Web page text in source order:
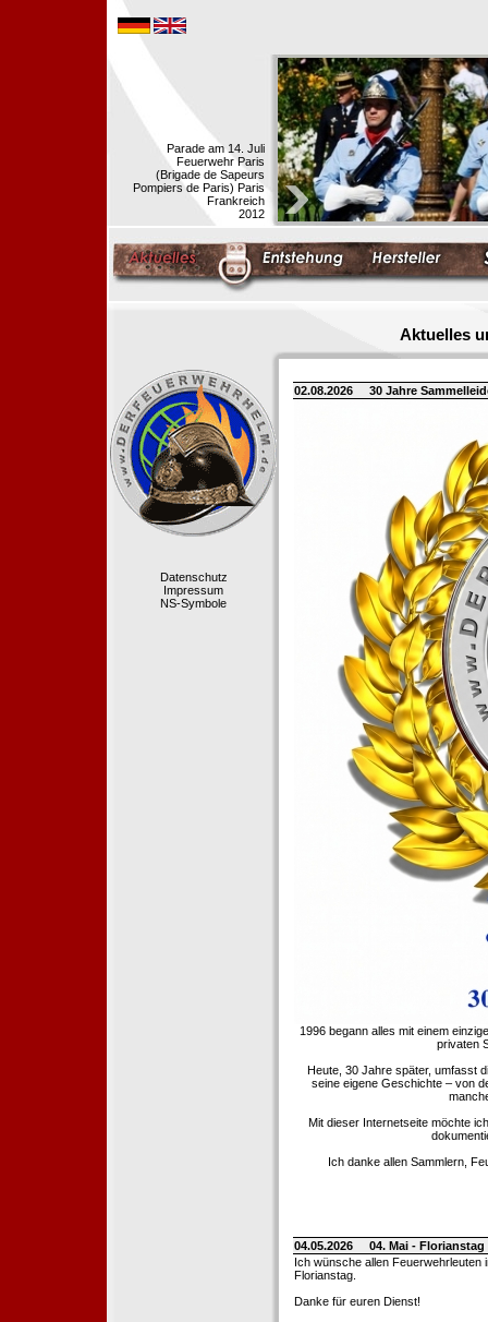
Parade am 14. Juli
Feuerwehr Paris
(Brigade de Sapeurs
Pompiers de Paris) Paris
Frankreich
2012
Aktuelles
Datenschutz
Impressum
NS-Symbole
02.08.2026 30 Jahre
1996 begann alles mit einem
privaten
Heute, 30 Jahre später, umfasst
seine eigene Geschichte – von
Mit dieser Internetseite möchte
Ich danke allen Sammlern,
04.05.2026
04. Mai -
Ich wünsche allen Feuerwehrleuten
Florianstag.
Danke für euren Dienst!